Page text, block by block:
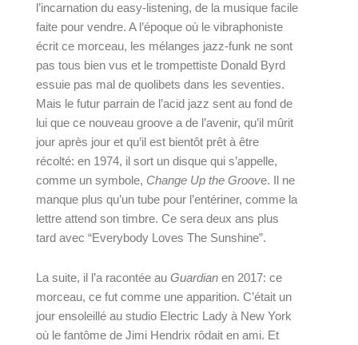
l’incarnation du easy-listening, de la musique facile
faite pour vendre. A l’époque où le vibraphoniste
écrit ce morceau, les mélanges jazz-funk ne sont
pas tous bien vus et le trompettiste Donald Byrd
essuie pas mal de quolibets dans les seventies.
Mais le futur parrain de l’acid jazz sent au fond de
lui que ce nouveau groove a de l’avenir, qu’il mûrit
jour après jour et qu’il est bientôt prêt à être
récolté: en 1974, il sort un disque qui s’appelle,
comme un symbole, Change Up the Groove. Il ne
manque plus qu’un tube pour l’entériner, comme la
lettre attend son timbre. Ce sera deux ans plus
tard avec “Everybody Loves The Sunshine”.
La suite, il l’a racontée au Guardian en 2017: ce
morceau, ce fut comme une apparition. C’était un
jour ensoleillé au studio Electric Lady à New York
où le fantôme de Jimi Hendrix rôdait en ami. Et